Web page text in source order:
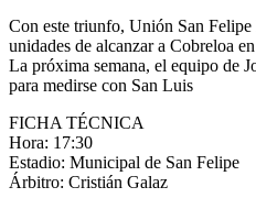
Con este triunfo, Unión San
unidades de alcanzar a Cobreloa
La próxima semana, el equipo de
para medirse con San Luis
FICHA TÉCNICA
Hora: 17:30
Estadio: Municipal de San Felipe
Árbitro: Cristián Galaz